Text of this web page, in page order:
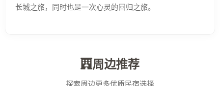
长城之旅，同时也是一次心灵的回归之旅。
周边推荐
探索周边更多优质民宿选择